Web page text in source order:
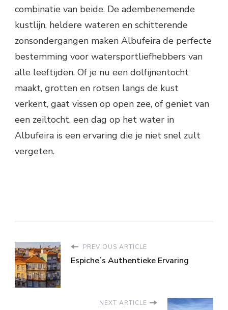
combinatie van beide. De adembenemende
kustlijn, heldere wateren en schitterende
zonsondergangen maken Albufeira de perfecte
bestemming voor watersportliefhebbers van
alle leeftijden. Of je nu een dolfijnentocht
maakt, grotten en rotsen langs de kust
verkent, gaat vissen op open zee, of geniet van
een zeiltocht, een dag op het water in
Albufeira is een ervaring die je niet snel zult
vergeten.
PREVIOUS ARTICLE
Espicheʼs Authentieke Ervaring
NEXT ARTICLE